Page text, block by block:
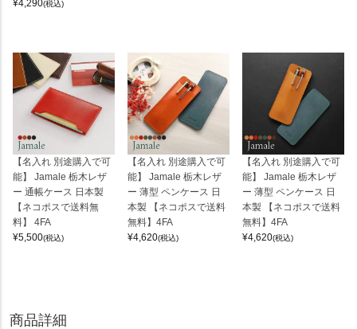
¥4,290(税込)
【名入れ 別途購入で可
能】 Jamale 栃木レザ
ー 通帳ケース 日本製
【ネコポスで送料無
料】 4FA
¥5,500(税込)
【名入れ 別途購入で可
能】 Jamale 栃木レザ
ー 薄型 ペンケース 日
本製 【ネコポスで送料
無料】4FA
¥4,620(税込)
【名入れ 別途購入で可
能】 Jamale 栃木レザ
ー 薄型 ペンケース 日
本製 【ネコポスで送料
無料】4FA
¥4,620(税込)
商品詳細